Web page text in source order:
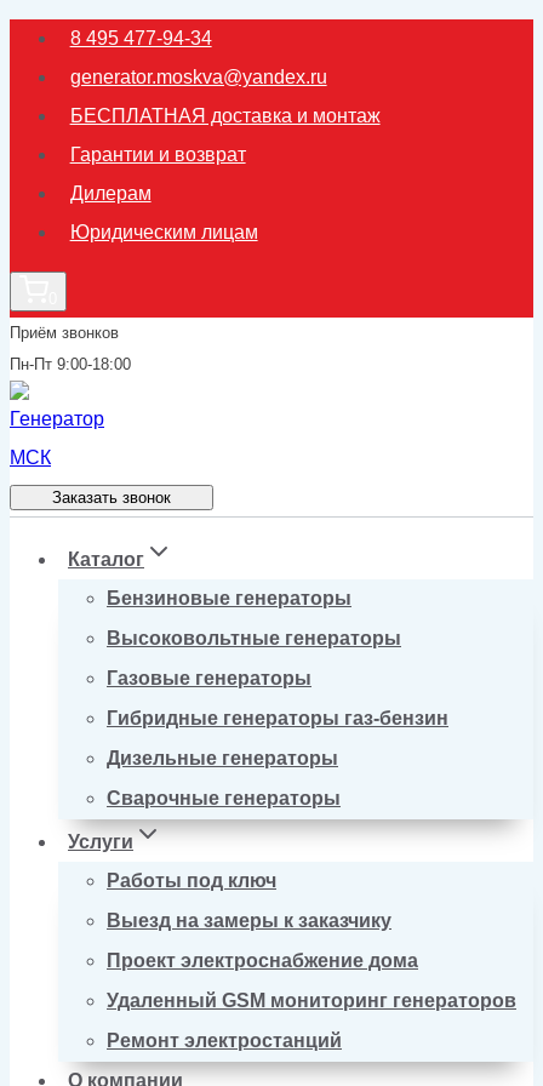
Перейти
содержимому
8 495 477-94-34
generator.moskva@yandex.ru
БЕСПЛАТНАЯ доставка и монтаж
Гарантии и возврат
Дилерам
Юридическим лицам
Приём звонков
Пн-Пт 9:00-18:00
Заказать звонок
Каталог
Бензиновые генераторы
Высоковольтные генераторы
Газовые генераторы
Гибридные генераторы газ-бензин
Дизельные генераторы
Сварочные генераторы
Услуги
Работы под ключ
Выезд на замеры к заказчику
Проект электроснабжение дома
Удаленный GSM мониторинг генераторов
Ремонт электростанций
О компании